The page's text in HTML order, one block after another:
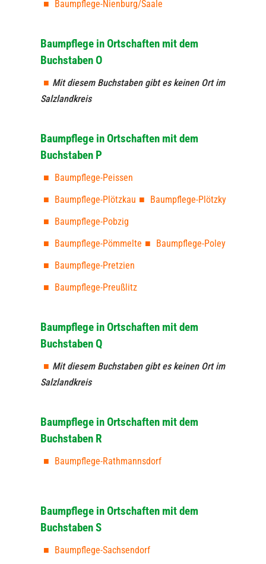
Baumpflege-Nienburg/Saale
Baumpflege in Ortschaften mit dem
Buchstaben O
Mit diesem Buchstaben gibt es keinen Ort im
Salzlandkreis
Baumpflege in Ortschaften mit dem
Buchstaben P
Baumpflege-Peissen
Baumpflege-Plötzkau
Baumpflege-Plötzky
Baumpflege-Pobzig
Baumpflege-Pömmelte
Baumpflege-Poley
Baumpflege-Pretzien
Baumpflege-Preußlitz
Baumpflege in Ortschaften mit dem
Buchstaben Q
Mit diesem Buchstaben gibt es keinen Ort im
Salzlandkreis
Baumpflege in Ortschaften mit dem
Buchstaben R
Baumpflege-Rathmannsdorf
Baumpflege in Ortschaften mit dem
Buchstaben S
Baumpflege-Sachsendorf